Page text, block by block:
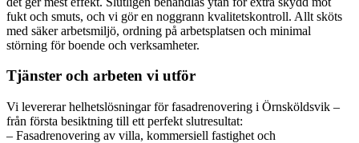
fukt och smuts, och vi gör en noggrann kvalitetskontroll. Allt sköts
med säker arbetsmiljö, ordning på arbetsplatsen och minimal
störning för boende och verksamheter.
Tjänster och arbeten vi utför
Vi levererar helhetslösningar för fasadrenovering i Örnsköldsvik –
från första besiktning till ett perfekt slutresultat:
– Fasadrenovering av villa, kommersiell fastighet och